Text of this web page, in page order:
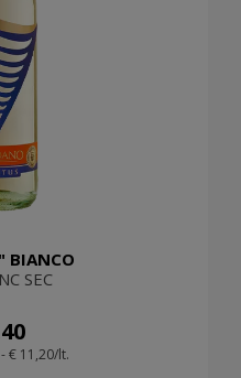
BIANCO
SEC
€ 11,20/lt.